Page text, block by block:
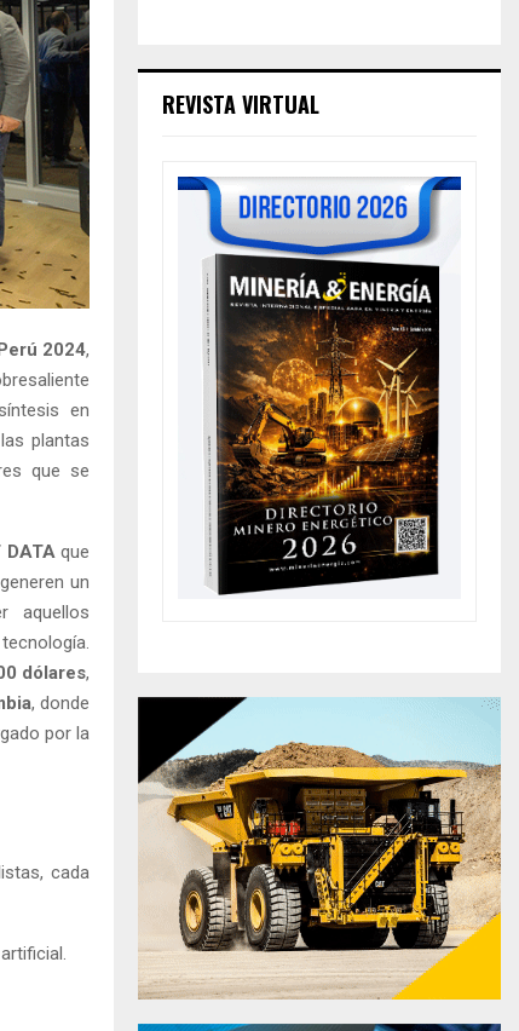
2024,
en
plantas
que se
DATAque
un
aquellos
dólares,
, donde
por la
cada
REVISTA VIRTUAL